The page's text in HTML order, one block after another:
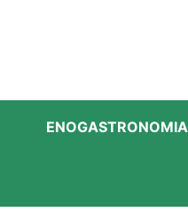
ENOGASTRONOMIA